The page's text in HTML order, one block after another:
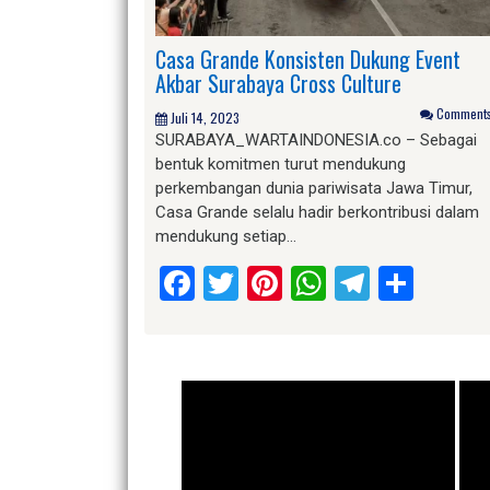
Casa Grande Konsisten Dukung Event
Akbar Surabaya Cross Culture
Juli 14, 2023
SURABAYA_WARTAINDONESIA.co – Sebagai
bentuk komitmen turut mendukung
perkembangan dunia pariwisata Jawa Timur,
Casa Grande selalu hadir berkontribusi dalam
mendukung setiap…
Facebook
Twitter
Pinterest
WhatsApp
Telegram